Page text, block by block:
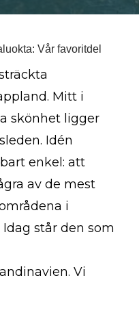
Vår favoritdel
Mitt i
skönhet ligger
Idén
enkel: att
av de mest
i
står den som
Vi